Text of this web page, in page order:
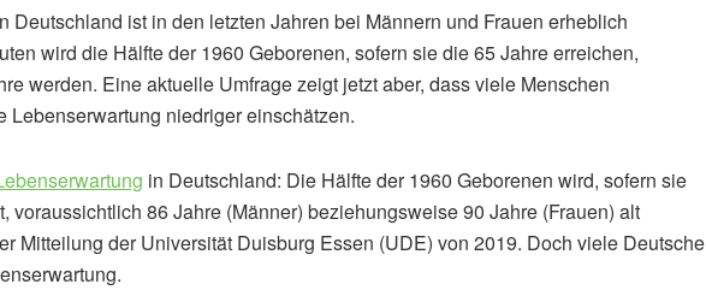
Deutschland ist in den letzten Jahren bei Männern und Frauen erheblich
wird die Hälfte der 1960 Geborenen, sofern sie die 65 Jahre erreichen,
werden. Eine aktuelle Umfrage zeigt jetzt aber, dass viele Menschen
Lebenserwartung niedriger einschätzen.
in Deutschland: Die Hälfte der 1960 Geborenen wird, sofern sie
voraussichtlich 86 Jahre (Männer) beziehungsweise 90 Jahre (Frauen) alt
Mitteilung der Universität Duisburg Essen (UDE) von 2019. Doch viele Deutsche